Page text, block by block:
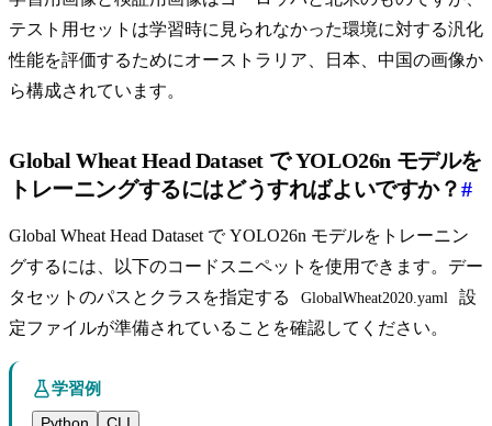
テスト用セットは学習時に見られなかった環境に対する汎化
性能を評価するためにオーストラリア、日本、中国の画像か
ら構成されています。
Global Wheat Head Dataset で YOLO26n モデルを
トレーニングするにはどうすればよいですか？#
Global Wheat Head Dataset で YOLO26n モデルをトレーニン
グするには、以下のコードスニペットを使用できます。デー
タセットのパスとクラスを指定する
GlobalWheat2020.yaml
設
定ファイルが準備されていることを確認してください。
学習例